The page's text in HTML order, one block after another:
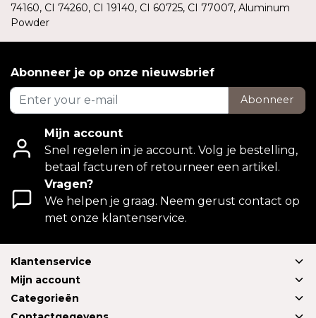
74160, CI 74260, CI 19140, CI 60725, CI 77007, Aluminum
Powder
Abonneer je op onze nieuwsbrief
Abonneer
Mijn account
Snel regelen in je account. Volg je bestelling,
betaal facturen of retourneer een artikel.
Vragen?
We helpen je graag. Neem gerust contact op
met onze klantenservice.
Klantenservice
Mijn account
Categorieën